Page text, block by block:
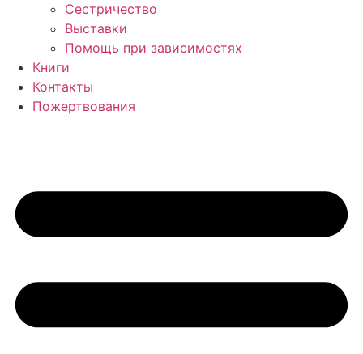
Сестричество
Выставки
Помощь при зависимостях
Книги
Контакты
Пожертвования